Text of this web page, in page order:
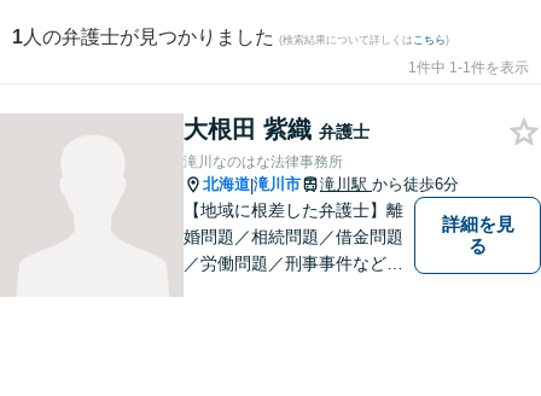
1 人の弁護士が見つかりました (検索結果について詳しくは こちら)
1件中 1-1件を表示
大根田 紫織 弁護士
滝川なのはな法律事務所
北海道|滝川市 滝川駅 から徒歩6分
【地域に根差した弁護士】離
婚問題／相続問題／借金問題
／労働問題／刑事事件など、
詳細を見
る